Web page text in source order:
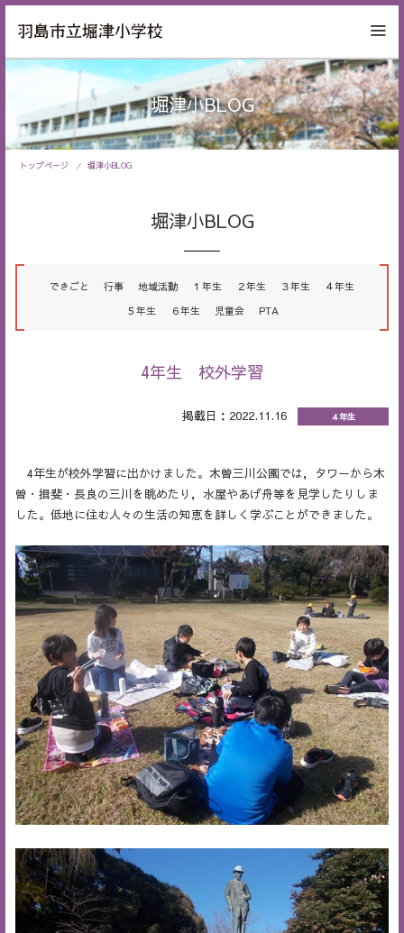
堀津小BLOG
トップページ 堀津小BLOG
堀津小BLOG
できごと 行事 地域活動 １年生 ２年生 ３年生
４年生
５年生
６年生 児童会 PTA
4年生 校外学習
掲載日：2022.11.16 ４年生
4年生が校外学習に出かけました。木曽三川公園では，タワーから木
曽・揖斐・長良の三川を眺めたり，水屋やあげ舟等を見学したりしま
した。低地に住む人々の生活の知恵を詳しく学ぶことができました。